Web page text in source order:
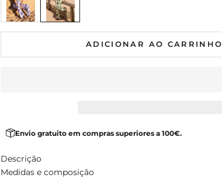
ADICIONAR AO CARRINHO
Envio gratuito em compras superiores a 100€.
Descrição
Medidas e composição